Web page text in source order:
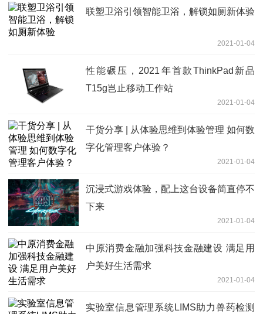
联塑卫浴引领智能卫浴，解锁如厕新体验
2021-01-04
性能碾压，2021年首款ThinkPad新品
T15g岂止移动工作站
2021-01-04
干货分享 | 从体验思维到体验管理 如何数
字化管理客户体验？
2021-01-04
沉浸式游戏体验，配上这台设备简直停不
下来
2021-01-04
中原消费金融加强科技金融建设 满足用
户美好生活需求
2021-01-04
实验室信息管理系统LIMS助力兽药检测